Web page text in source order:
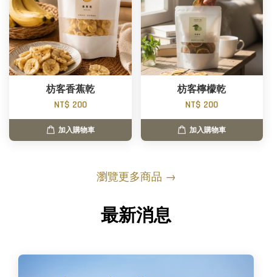
枋客香蕉乾
NT$ 200
加入購物車
枋客檸檬乾
NT$ 200
加入購物車
瀏覽更多商品 →
最新消息